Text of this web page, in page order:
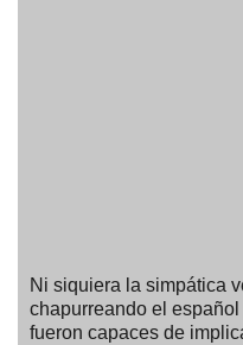
Ni siquiera la simpática
chapurreando el
fueron capaces de